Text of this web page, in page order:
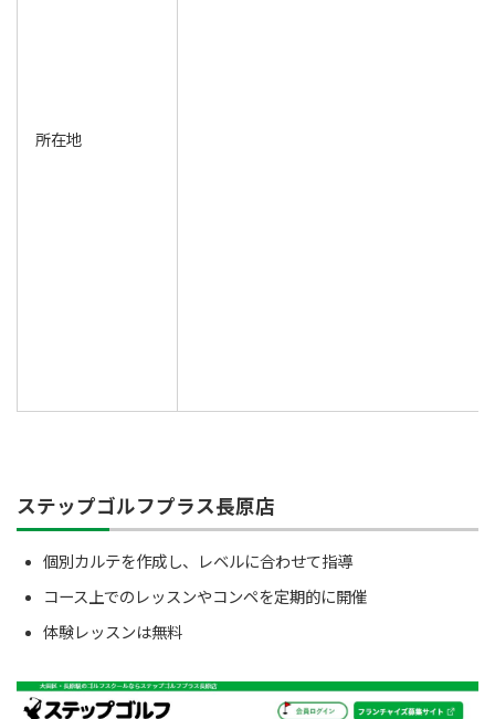
所在地
ステップゴルフプラス長原店
個別カルテを作成し、レベルに合わせて指導
コース上でのレッスンやコンペを定期的に開催
体験レッスンは無料